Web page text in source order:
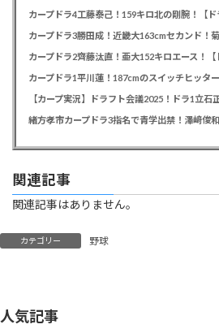
カープドラ4工藤泰己！159キロ北の剛腕！【ド
カープドラ2齊藤汰直！亜大152キロエース！【
【カープ実況】ドラフト会議2025！ドラ1立石
関連記事
関連記事はありません。
カテゴリー 野球
人気記事